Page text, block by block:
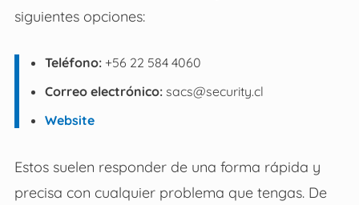
siguientes opciones:
Teléfono:+56 22 584 4060
Correo electrónico: sacs@security.cl
Website
Estos suelen responder de una forma rápida y
precisa con cualquier problema que tengas. De